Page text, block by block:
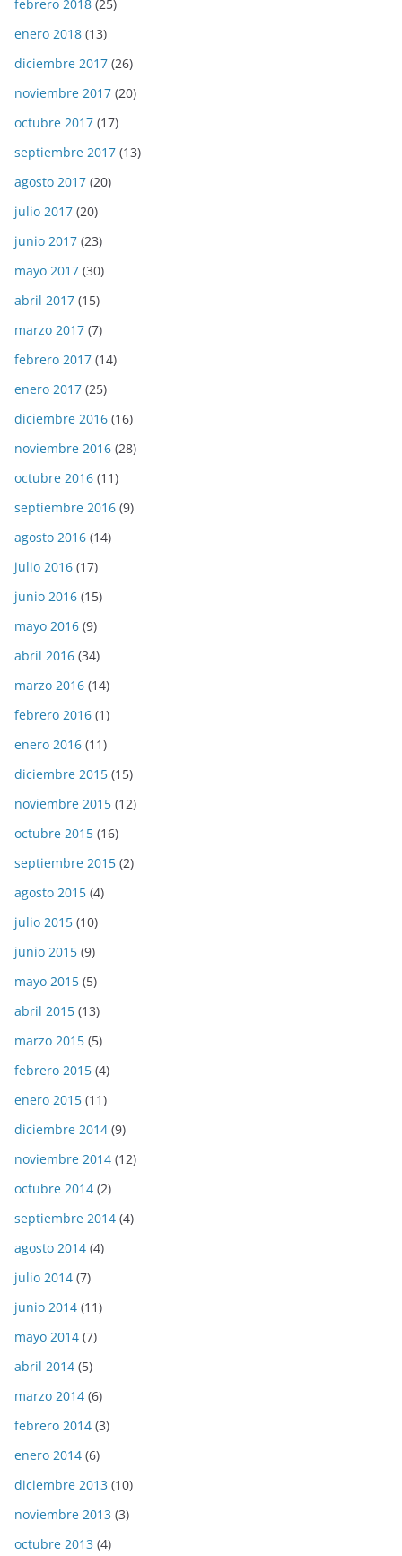
febrero 2018 (25)
enero 2018 (13)
diciembre 2017 (26)
noviembre 2017 (20)
octubre 2017 (17)
septiembre 2017 (13)
agosto 2017 (20)
julio 2017 (20)
junio 2017 (23)
mayo 2017 (30)
abril 2017 (15)
marzo 2017 (7)
febrero 2017 (14)
enero 2017 (25)
diciembre 2016 (16)
noviembre 2016 (28)
octubre 2016 (11)
septiembre 2016 (9)
agosto 2016 (14)
julio 2016 (17)
junio 2016 (15)
mayo 2016 (9)
abril 2016 (34)
marzo 2016 (14)
febrero 2016 (1)
enero 2016 (11)
diciembre 2015 (15)
noviembre 2015 (12)
octubre 2015 (16)
septiembre 2015 (2)
agosto 2015 (4)
julio 2015 (10)
junio 2015 (9)
mayo 2015 (5)
abril 2015 (13)
marzo 2015 (5)
febrero 2015 (4)
enero 2015 (11)
diciembre 2014 (9)
noviembre 2014 (12)
octubre 2014 (2)
septiembre 2014 (4)
agosto 2014 (4)
julio 2014 (7)
junio 2014 (11)
mayo 2014 (7)
abril 2014 (5)
marzo 2014 (6)
febrero 2014 (3)
enero 2014 (6)
diciembre 2013 (10)
noviembre 2013 (3)
octubre 2013 (4)